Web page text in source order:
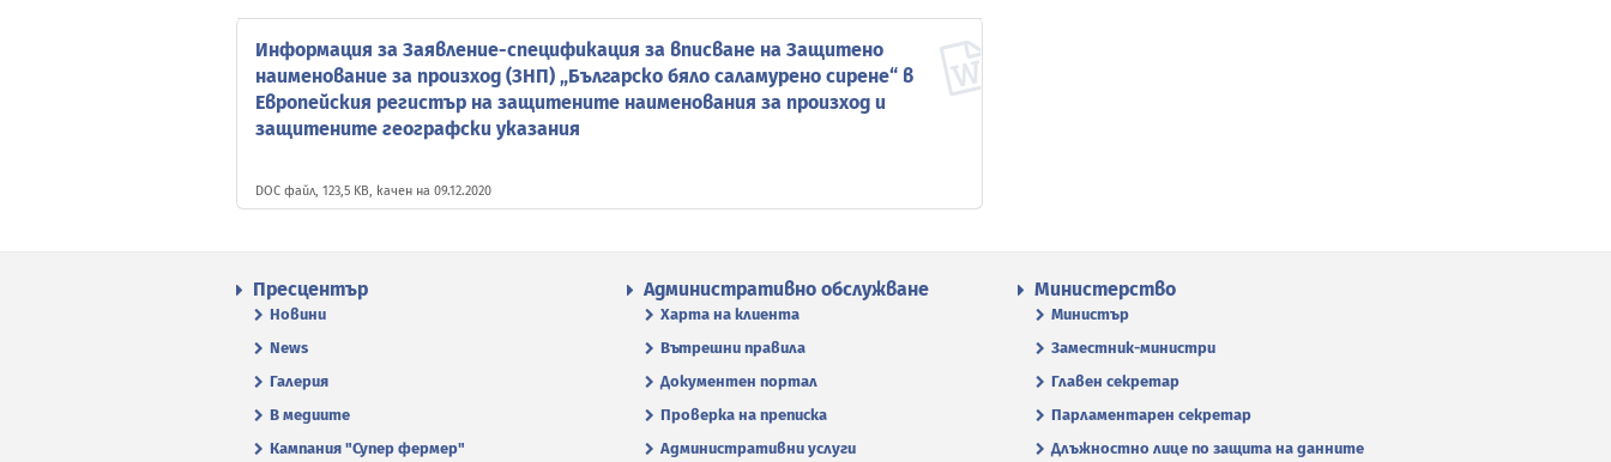
Информация за Заявление-спецификация за вписване на Защитено
наименование за произход (ЗНП) „Българско бяло сaламурено сирене“ в
Европейския регистър на защитените наименования за произход и
защитените географски указания
DOC файл, 123,5 KB, качен на 09.12.2020
Пресцентър
Новини
News
Галерия
В медиите
Кампания "Супер фермер"
Административно обслужване
Харта на клиента
Вътрешни правила
Документен портал
Проверка на преписка
Административни услуги
Министерство
Министър
Заместник-министри
Главен секретар
Парламентарен секретар
Длъжностно лице по защита на данните